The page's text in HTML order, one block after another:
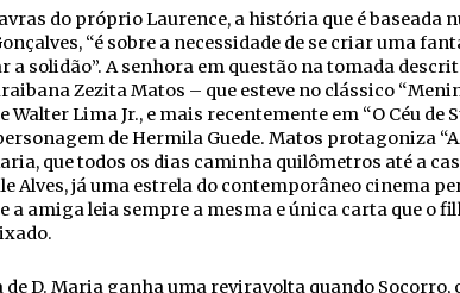
do próprio Laurence, a história que é baseada
“é sobre a necessidade de se criar uma
a solidão”. A senhora em questão na tomada
Zezita Matos – que esteve no clássico
Walter Lima Jr., e mais recentemente em “O Céu de
de Hermila Guede. Matos protagoniza
que todos os dias caminha quilômetros até a
Alves, já uma estrela do contemporâneo cinema
a amiga leia sempre a mesma e única carta que o
de D. Maria ganha uma reviravolta quando Socorro,